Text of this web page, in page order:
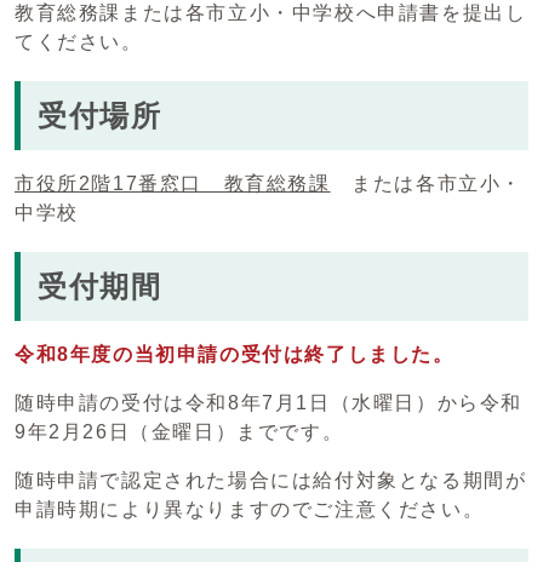
教育総務課または各市立小・中学校へ申請書を提出し
てください。
受付場所
市役所2階17番窓口 教育総務課
または各市立小・
中学校
受付期間
令和8年度の当初申請の受付は終了しました。
随時申請の受付は令和8年7月1日（水曜日）から令和
9年2月26日（金曜日）までです。
随時申請で認定された場合には給付対象となる期間が
申請時期により異なりますのでご注意ください。